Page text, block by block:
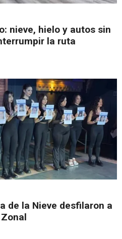
nieve, hielo y autos sin
la ruta
de la Nieve desfilaron a